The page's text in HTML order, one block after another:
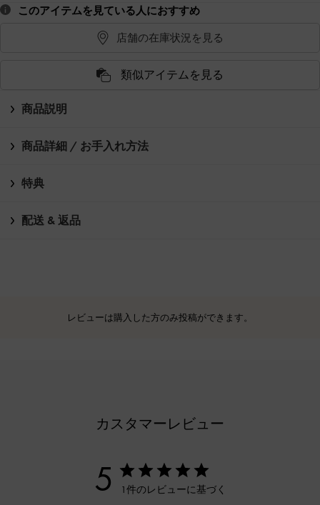
このアイテムを見ている人におすすめ
店舗の在庫状況を見る
類似アイテムを見る
商品説明
商品詳細 / お手入れ方法
特典
配送 & 返品
レビューは購入した方のみ投稿ができます。
カスタマーレビュー
5 1件のレビューに基づく